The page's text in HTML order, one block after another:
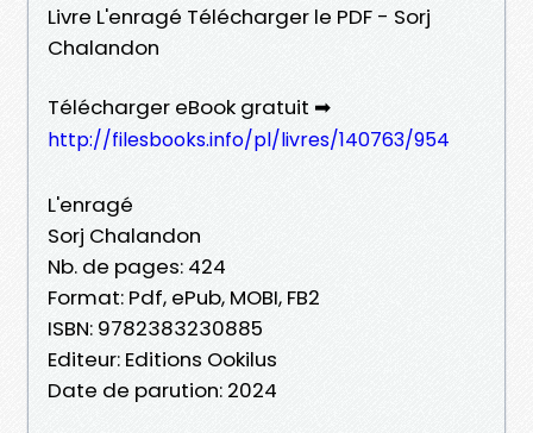
Livre L'enragé Télécharger le PDF - Sorj
Chalandon
Télécharger eBook gratuit ➡
http://filesbooks.info/pl/livres/140763/954
L'enragé
Sorj Chalandon
Nb. de pages: 424
Format: Pdf, ePub, MOBI, FB2
ISBN: 9782383230885
Editeur: Editions Ookilus
Date de parution: 2024